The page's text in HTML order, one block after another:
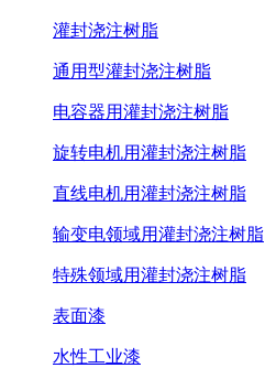
灌封浇注树脂
通用型灌封浇注树脂
电容器用灌封浇注树脂
旋转电机用灌封浇注树脂
直线电机用灌封浇注树脂
输变电领域用灌封浇注树脂
特殊领域用灌封浇注树脂
表面漆
水性工业漆